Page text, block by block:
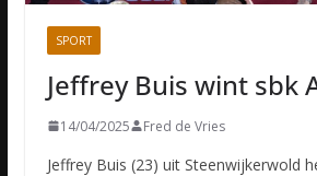
SPORT
Jeffrey Buis wint sbk
14/04/2025 Fred de Vries
Jeffrey Buis (23) uit Steenwijkerwold